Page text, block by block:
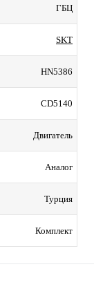
ГБЦ
SKT
HN5386
CD5140
Двигатель
Аналог
Турция
Комплект